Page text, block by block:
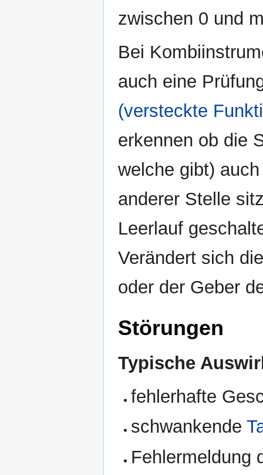
zwischen 0 und
Bei
auch eine
(versteckte
erkennen ob die
welche gibt)
anderer Stelle
Leerlauf
Verändert sich
oder der Geber
Störungen
Typische
fehlerhafte
schwankende
Fehlermeldung